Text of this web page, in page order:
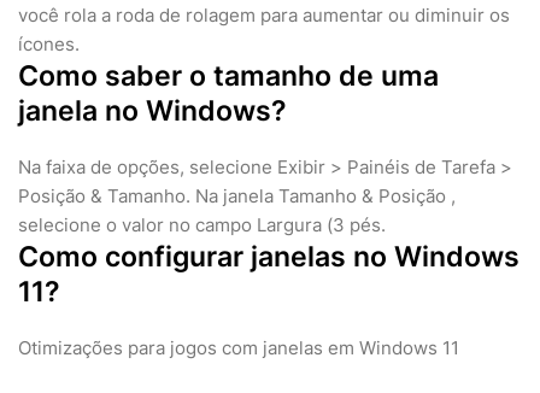
você rola a roda de rolagem para aumentar ou diminuir os
ícones.
Como saber o tamanho de uma
janela no Windows?
Na faixa de opções, selecione Exibir > Painéis de Tarefa >
Posição & Tamanho. Na janela Tamanho & Posição ,
selecione o valor no campo Largura (3 pés.
Como configurar janelas no Windows
11?
Otimizações para jogos com janelas em Windows 11